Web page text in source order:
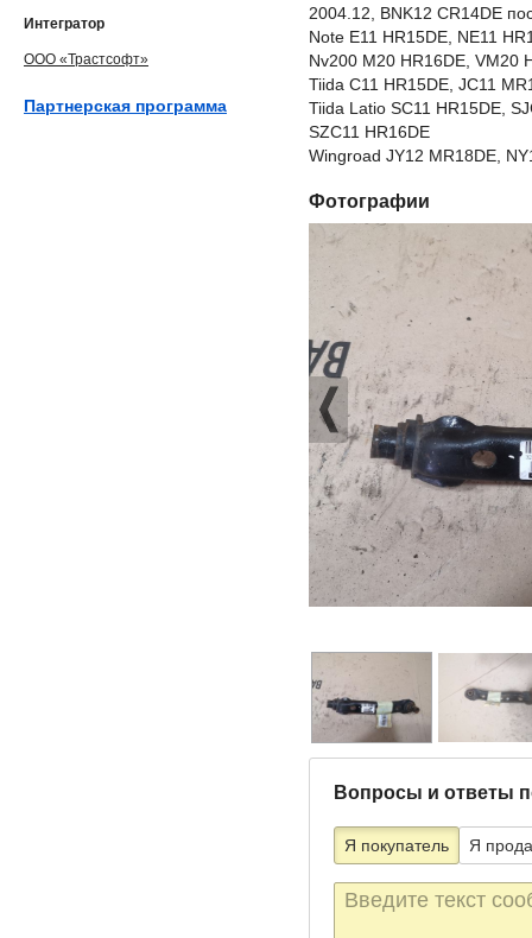
2004.12, BNK12 CR14DE
Note E11 HR15DE, NE11
Nv200 M20 HR16DE, VM20
Tiida C11 HR15DE, JC11
Tiida Latio SC11 HR15DE,
SZC11 HR16DE
Wingroad JY12 MR18DE,
Фотографии
Вопросы и ответы
Я покупатель Я
Текст
сообщения
Интегратор
ООО «Трастсофт»
Партнерская программа